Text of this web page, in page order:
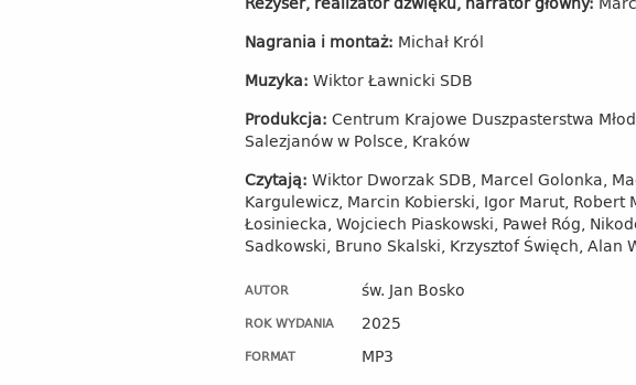
Nagrania i montaż: Michał Król
Muzyka: Wiktor Ławnicki SDB
Produkcja: Centrum Krajowe Duszpasterstwa
Salezjanów w Polsce, Kraków
Czytają: Wiktor Dworzak SDB, Marcel Golonka,
Kargulewicz, Marcin Kobierski, Igor Marut, Robert
Łosiniecka, Wojciech Piaskowski, Paweł Róg,
Sadkowski, Bruno Skalski, Krzysztof Święch, Alan
AUTOR św. Jan Bosko
ROK WYDANIA 2025
FORMAT MP3